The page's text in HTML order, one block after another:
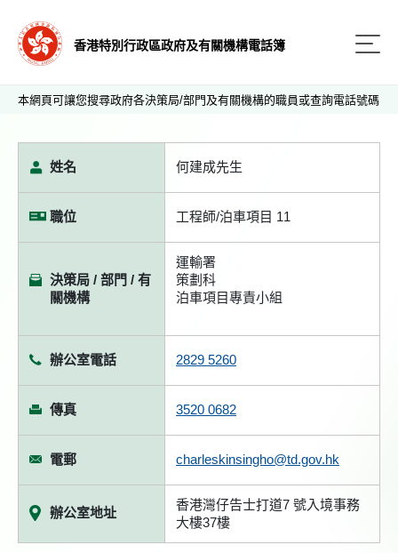
香港特別行政區政府及有關機構電話簿
本網頁可讓您搜尋政府各決策局/部門及有關機構的職員或查詢電話號碼
姓名 何建成先生
職位 工程師/泊車項目 11
決策局 / 部門 / 有
關機構
運輸署
策劃科
泊車項目專責小組
辦公室電話 2829 5260
傳真 3520 0682
電郵 charleskinsingho@td.gov.hk
辦公室地址
香港灣仔告士打道7 號入境事務
大樓37樓